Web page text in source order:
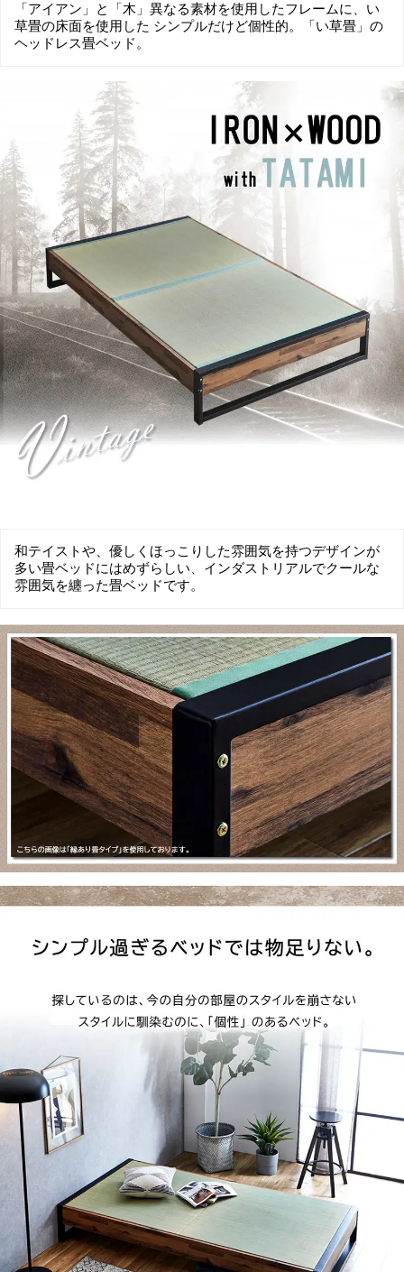
「アイアン」と「木」異なる素材を使用したフレームに、い
草畳の床面を使用した シンプルだけど個性的。「い草畳」の
ヘッドレス畳ベッド。
和テイストや、優しくほっこりした雰囲気を持つデザインが
多い畳ベッドにはめずらしい、インダストリアルでクールな
雰囲気を纏った畳ベッドです。